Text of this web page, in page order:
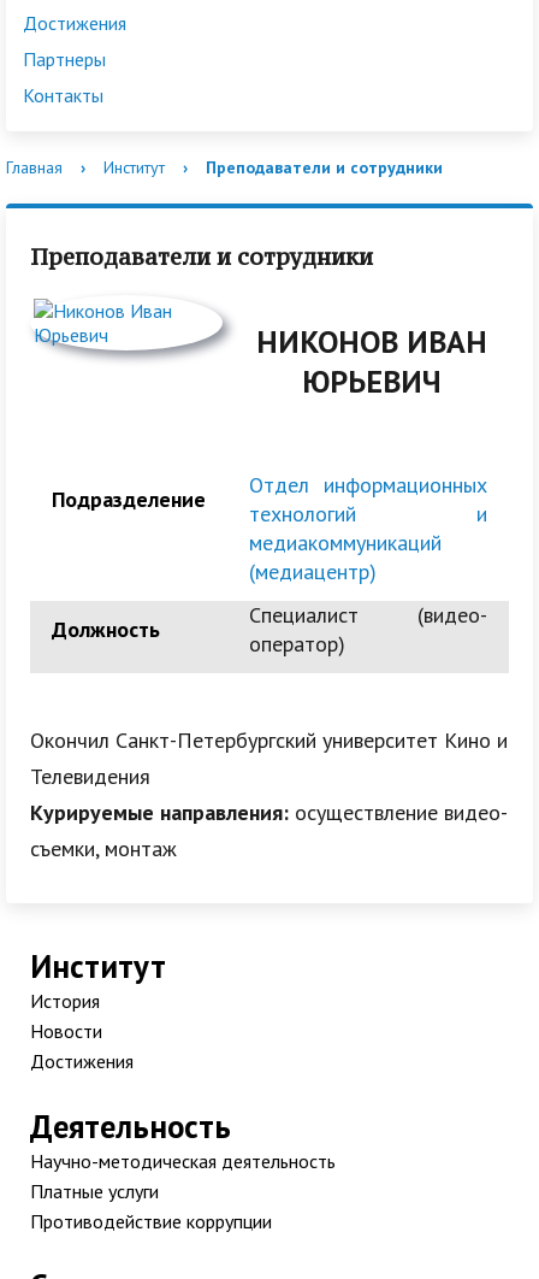
Достижения
Партнеры
Контакты
Главная › Институт › Преподаватели и сотрудники
Преподаватели и сотрудники
НИКОНОВ ИВАН
ЮРЬЕВИЧ
Подразделение
Отдел информационных
технологий и
медиакоммуникаций
(медиацентр)
Должность
Специалист (видео-
оператор)
Окончил Санкт-Петербургский университет Кино и
Телевидения
Курируемые направления: осуществление видео-
съемки, монтаж
Институт
История
Новости
Достижения
Деятельность
Научно-методическая деятельность
Платные услуги
Противодействие коррупции